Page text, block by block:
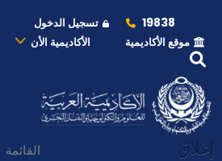
19838 تسجيل الدخول
موقع الأكاديمية
الأكاديمية الأن
إغلاق القائمة